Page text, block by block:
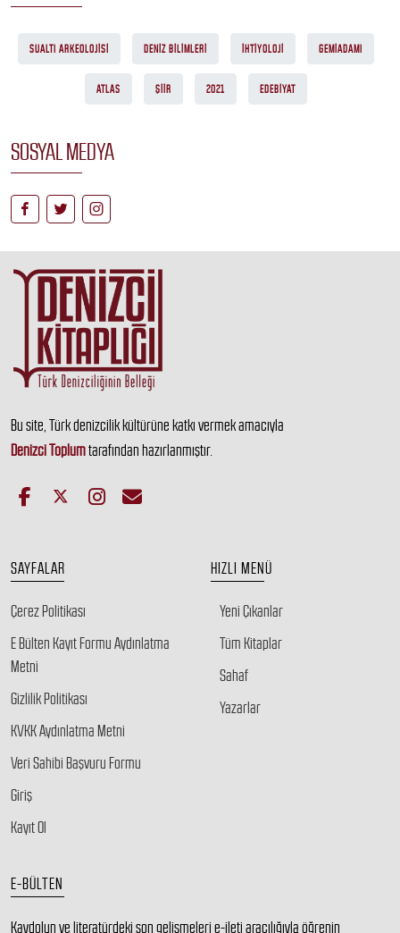
SUALTI ARKEOLOJISI DENIZ BILIMLERI İHTIYOLOJI GEMIADAMI
ATLAS ŞIIR 2021 EDEBIYAT
SOSYAL MEDYA
Bu site, Türk denizcilik kültürüne katkı vermek amacıyla
Denizci Toplumtarafından hazırlanmıştır.
SAYFALAR
Çerez Politikası
E Bülten Kayıt Formu Aydınlatma
Metni
Gizlilik Politikası
KVKK Aydınlatma Metni
Veri Sahibi Başvuru Formu
Giriş
Kayıt Ol
HIZLI MENÜ
Yeni Çıkanlar
Tüm Kitaplar
Sahaf
Yazarlar
E-BÜLTEN
Kaydolun ve literatürdeki son gelişmeleri e-ileti aracılığıyla öğrenin